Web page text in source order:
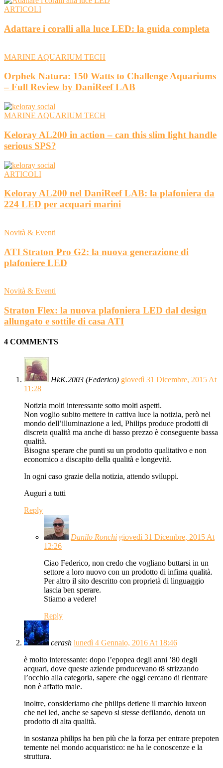
ARTICOLI
Adattare i coralli alla luce LED: la guida completa
MARINE AQUARIUM TECH
Orphek Natura: 150 Watts to Challenge Aquariums
– Full Review by DaniReef LAB
MARINE AQUARIUM TECH
Keloray AL200 in action – can this slim light handle
serious SPS?
ARTICOLI
Keloray AL200 nel DaniReef LAB: la plafoniera da
224 LED per acquari marini
Novità & Eventi
ATI Straton Pro G2: la nuova generazione di
plafoniere LED
Novità & Eventi
Straton Flex: la nuova plafoniera LED dal design
allungato e sottile di casa ATI
4 COMMENTS
HkK.2003 (Federico) giovedì 31 Dicembre, 2015 At
11:28
Notizia molti interessante sotto molti aspetti.
Non voglio subito mettere in cattiva luce la notizia, però nel
mondo dell’illuminazione a led, Philips produce prodotti di
discreta qualità ma anche di basso prezzo è conseguente bassa
qualità.
Bisogna sperare che punti su un prodotto qualitativo e non
economico a discapito della qualità e longevità.
In ogni caso grazie della notizia, attendo sviluppi.
Auguri a tutti
Reply
Danilo Ronchi giovedì 31 Dicembre, 2015 At
12:26
Ciao Federico, non credo che vogliano buttarsi in un
settore a loro nuovo con un prodotto di infima qualità.
Per altro il sito descritto con proprietà di linguaggio
lascia ben sperare.
Stiamo a vedere!
Reply
cerash lunedì 4 Gennaio, 2016 At 18:46
è molto interessante: dopo l’epopea degli anni ’80 degli
acquari, dove queste aziende producevano t8 strizzando
l’occhio alla categoria, sapere che oggi cercano di rientrare
non è affatto male.
inoltre, consideriamo che philips detiene il marchio luxeon
che nei led, anche se sapevo si stesse defilando, denota un
prodotto di alta qualità.
in sostanza philips ha ben più che la forza per entrare prepoten
temente nel mondo acquaristico: ne ha le conoscenze e la
struttura.